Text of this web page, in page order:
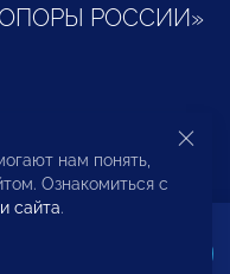
РОССИИ»
и
нам понять,
Ознакомиться с
сайта.